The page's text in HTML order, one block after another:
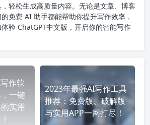
轻松生成高质量内容。无论是文章、博客
免费 AI 助手都能帮助你提升写作效率，
验 ChatGPT中文版 ，开启你的智能写作
作软
一键
实用
2023年最强AI写作工具
推荐：免费版、破解版
与实用APP一网打尽！